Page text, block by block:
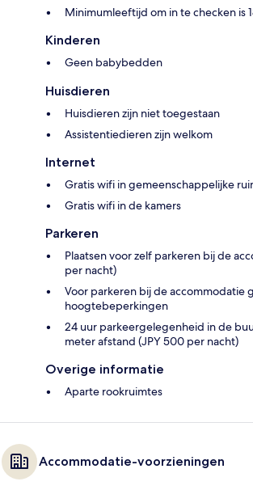
Minimumleeftijd om in te checken is
Kinderen
Geen babybedden
Huisdieren
Huisdieren zijn niet toegestaan
Assistentiedieren zijn welkom
Internet
Gratis wifi in gemeenschappelijke
Gratis wifi in de kamers
Parkeren
Plaatsen voor zelf parkeren bij de
per nacht)
Voor parkeren bij de accommodatie
hoogtebeperkingen
24 uur parkeergelegenheid in de
meter afstand (JPY 500 per nacht)
Overige informatie
Aparte rookruimtes
Accommodatie-voorzieningen